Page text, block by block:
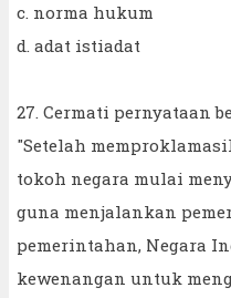
c. norma hukum
d. adat istiadat
27. Cermati pernyataan
"Setelah
tokoh negara mulai
guna menjalankan
pemerintahan, Negara
kewenangan untuk